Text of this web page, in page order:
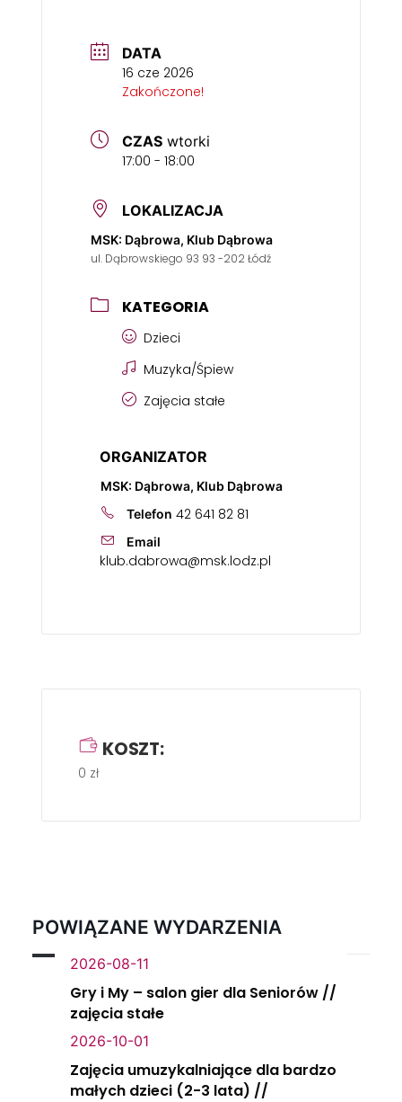
DATA
16 cze 2026
Zakończone!
CZAS wtorki
17:00 - 18:00
LOKALIZACJA
MSK: Dąbrowa, Klub Dąbrowa
ul. Dąbrowskiego 93 93 -202 Łódź
KATEGORIA
Dzieci
Muzyka/Śpiew
Zajęcia stałe
ORGANIZATOR
MSK: Dąbrowa, Klub Dąbrowa
Telefon 42 641 82 81
Email
klub.dabrowa@msk.lodz.pl
KOSZT:
0 zł
POWIĄZANE WYDARZENIA
2026-08-11
Gry i My – salon gier dla Seniorów //
zajęcia stałe
2026-10-01
Zajęcia umuzykalniające dla bardzo
małych dzieci (2-3 lata) //